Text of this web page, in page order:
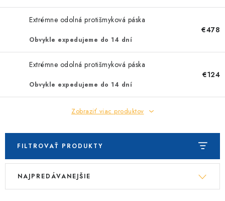
Extrémne odolná protišmyková páska
Obvykle expedujeme do 14 dní
€478
Extrémne odolná protišmyková páska
Obvykle expedujeme do 14 dní
€124
Zobraziť viac produktov
FILTROVAŤ PRODUKTY
V
R
NAJPREDÁVANEJŠIE